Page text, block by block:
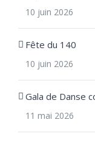
10 juin 2026
Fête du 140
10 juin 2026
Gala de Danse
11 mai 2026